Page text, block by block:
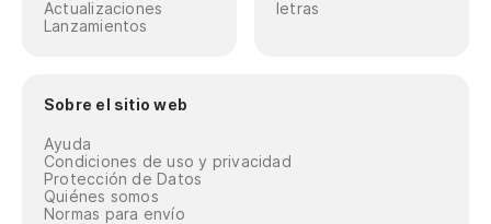
Actualizaciones
Lanzamientos
letras
Sobre el sitio web
Ayuda
Condiciones de uso y privacidad
Protección de Datos
Quiénes somos
Normas para envío